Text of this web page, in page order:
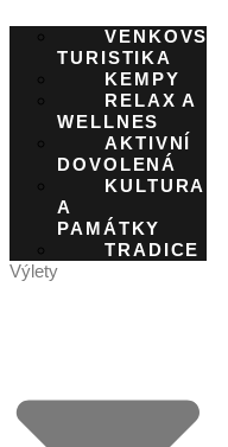
TURISTIKA
KEMPY
RELAX A
WELLNES
AKTIVNÍ
DOVOLENÁ
KULTURA
A
PAMÁTKY
TRADICE
Výlety